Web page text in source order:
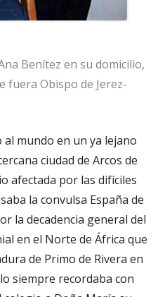
Benítez en su domicilio,
fuera Obispo de Jerez-
al mundo en un ya lejano
ciudad de Arcos de
afectada por las difíciles
la convulsa España de
la decadencia general del
en el Norte de África que
de Primo de Rivera en
siempre recordaba con